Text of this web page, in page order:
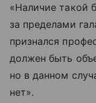
«Наличие такой
за пределами
признался
должен быть
но в данном
нет».